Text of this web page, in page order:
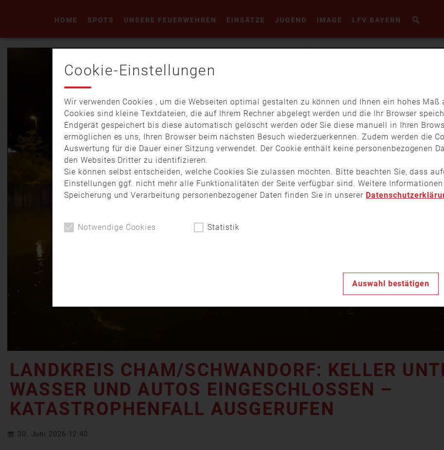
HOME SPOTS UNSERE FEUERWEHREN EINSÄTZE JUGEND IMAGE LFV BAYERN
abspielen
LANDKREIS CHAM/SCHWANDORF: KELLER
WASSER UND AUTOS EINGESCHLOSSEN –
KATASTROPHENFALL AUSGERUFEN
30. Juni 2026 12:40
Cookie-Einstellungen
Wir verwenden Cookies , um die Webseiten optimal gestalten zu können und Ihnen ein hohes
Cookies sind kleine Textdateien, die auf Ihrem Rechner abgelegt werden und die Ihr Browser
Endgerät gespeichert bis diese automatisch gelöscht werden oder Sie diese manuell in Ihren
ermöglichen es uns, Ihren Browser beim nächsten Besuch wiederzuerkennen. Zudem werden die
Auswertung für die Dauer einer Sitzung verwendet. Der Cookie enthält keine personenbezogenen
den Websites Dritter zu identifizieren.
Sie können selbst entscheiden, welche Cookies Sie zulassen möchten. Bitte beachten Sie, dass
Einstellungen ggf. nicht mehr alle Funktionalitäten der Seite verfügbar sind. Weitere
Speicherung und Verarbeitung personenbezogener Daten finden Sie in unserer
Notwendige Cookies Statistik
Auswahl bestätigen